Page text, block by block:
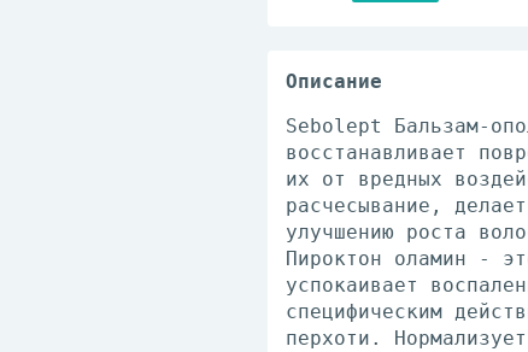
Описание
Sebolept Бальзам-
восстанавливает
их от вредных
расчесывание,
улучшению роста
Пироктон оламин -
успокаивает
специфическим
перхоти.